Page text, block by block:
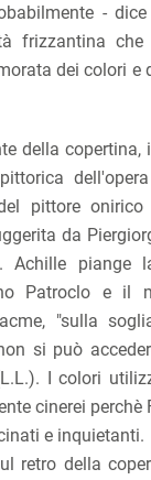
-
frizzantina che
dei colori e
della copertina,
pittore onirico
da
Achille piange
Patroclo e il
"sulla
si può
I colori
cinerei perchè
e inquietanti.
retro della